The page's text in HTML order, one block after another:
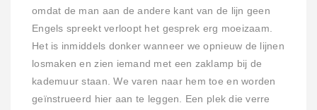
omdat de man aan de andere kant van de lijn geen
Engels spreekt verloopt het gesprek erg moeizaam.
Het is inmiddels donker wanneer we opnieuw de lijnen
losmaken en zien iemand met een zaklamp bij de
kademuur staan. We varen naar hem toe en worden
geïnstrueerd hier aan te leggen. Een plek die verre